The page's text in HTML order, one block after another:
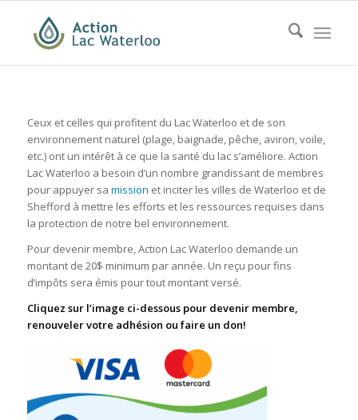
Ceux et celles qui profitent du Lac Waterloo et de son
environnement naturel (plage, baignade, pêche, aviron, voile,
etc.) ont un intérêt à ce que la santé du lac s’améliore. Action
Lac Waterloo a besoin d’un nombre grandissant de membres
pour appuyer sa mission et inciter les villes de Waterloo et de
Shefford à mettre les efforts et les ressources requises dans
la protection de notre bel environnement.
Pour devenir membre, Action Lac Waterloo demande un
montant de 20$ minimum par année. Un reçu pour fins
d’impôts sera émis pour tout montant versé.
Cliquez sur l’image ci-dessous pour devenir membre,
renouveler votre adhésion ou faire un don!